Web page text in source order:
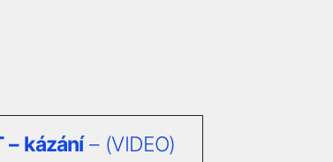
– kázání– (VIDEO)